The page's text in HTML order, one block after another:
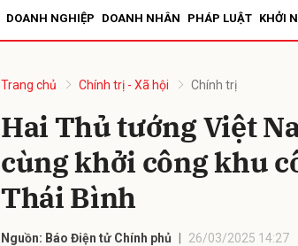
DOANH NGHIỆP DOANH NHÂN PHÁP LUẬT KHỞI
Trang chủ Chính trị - Xã hội Chính trị
Hai Thủ tướng Việt
cùng khởi công khu
Thái Bình
Nguồn: Báo Điện tử Chính phủ 26/03/2025 14:27